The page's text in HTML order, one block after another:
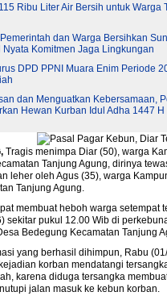
Ribu Liter Air Bersih untuk Warga
dan Warga Bersihkan
Nyata Komitmen Jaga Lingkungan
DPD PPNI Muara Enim Periode
dan Menguatkan Kebersamaan,
Hewan Kurban Idul Adha 1447 H
Tragis menimpa Diar (50), warga
Tanjung Agung, dirinya
leher oleh Agus (35), warga
Tanjung Agung.
membuat heboh warga setempat
sekitar pukul 12.00 Wib di
Bedegung Kecamatan Tanjung
yang berhasil dihimpun, Rabu
korban mendatangi
karena diduga tersangka
jalan masuk ke kebun korban.